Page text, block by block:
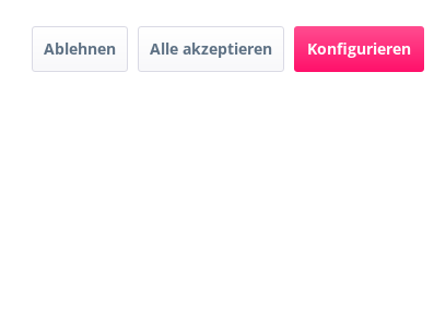
Ablehnen Alle akzeptieren Konfigurieren